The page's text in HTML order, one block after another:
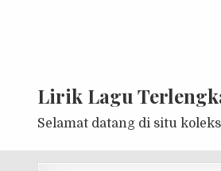
Lirik Lagu
Selamat datang di situ